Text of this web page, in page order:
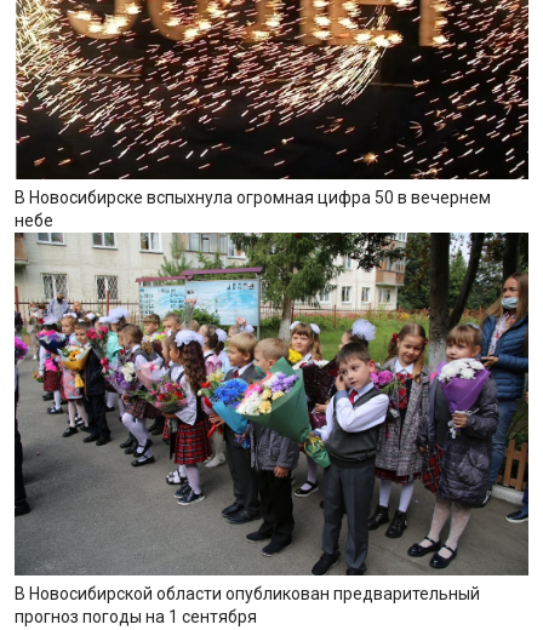
В Новосибирске вспыхнула огромная цифра 50 в вечернем
небе
В Новосибирской области опубликован предварительный
прогноз погоды на 1 сентября